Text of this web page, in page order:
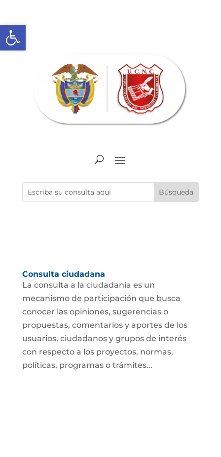
Abrir barra de herramientas
Consulta ciudadana
La consulta a la ciudadanía es un
mecanismo de participación que busca
conocer las opiniones, sugerencias o
propuestas, comentarios y aportes de los
usuarios, ciudadanos y grupos de interés
con respecto a los proyectos, normas,
políticas, programas o trámites...